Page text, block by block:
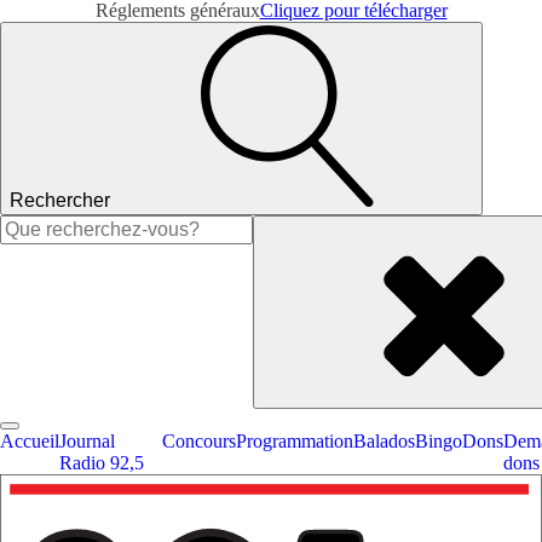
Réglements générauxCliquez pour télécharger
Rechercher
Rechercher :
AccueilJournal
Radio 92,5
ConcoursProgrammationBaladosBingoDons
dons